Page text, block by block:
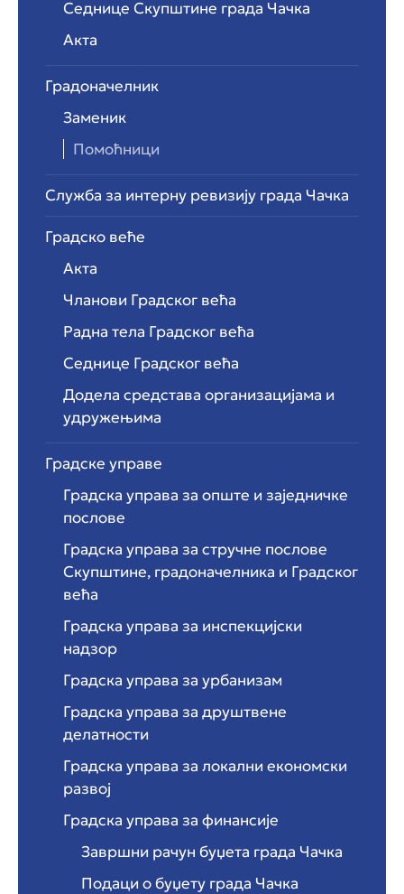
Седнице Скупштине града Чачка
Акта
Градоначелник
Заменик
Помоћници
Служба за интерну ревизију града Чачка
Градско веће
Акта
Чланови Градског већа
Радна тела Градског већа
Седнице Градског већа
Додела средстава организацијама и
удружењима
Градске управе
Градска управа за опште и заједничке
послове
Градска управа за стручне послове
Скупштине, градоначелника и Градског
већа
Градска управа за инспекцијски
надзор
Градска управа за урбанизам
Градска управа за друштвене
делатности
Градска управа за локални економски
развој
Градска управа за финансије
Завршни рачун буџета града Чачка
Подаци о буџету града Чачка